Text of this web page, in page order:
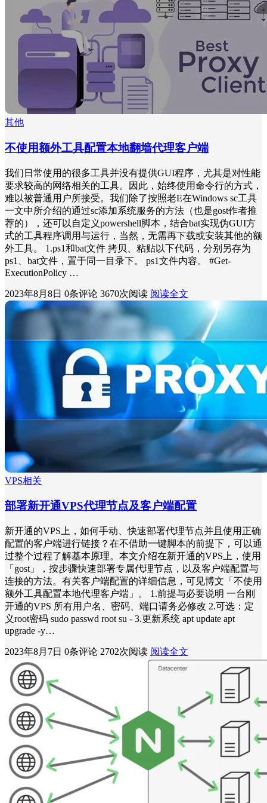
其他
不使用额外工具配置本地翻墙代理客户端
我们日常使用的很多工具并没有提供GUI程序，尤其是对性能
要求较高的网络相关的工具。因此，始终使用命令行的方式，
难以被普通用户所接受。我们除了按照老E在Windows sc工具
一文中所介绍的通过sc添加系统服务的方法（也是gost作者推
荐的），还可以自定义powershell脚本，结合bat实现伪GUI方
式的工具程序调用与运行，当然，无需再下载或安装其他的额
外工具。 1.ps1和bat文件 拷贝、粘贴以下代码，分别另存为
ps1、bat文件，置于同一目录下。 ps1文件内容。 #Get-
ExecutionPolicy …
2023年8月8日 0条评论 3670次阅读 阅读全文
VPS相关
部署新开通VPS代理节点及客户端配置
新开通的VPS上，如何手动、快速部署代理节点并且使用正确
配置的客户端进行链接？在不借助一键脚本的前提下，可以通
过整个过程了解基本原理。本文介绍在新开通的VPS上，使用
「gost」，按步骤快速部署专属代理节点，以及客户端配置与
连接的方法。有关客户端配置的详细信息，可见博文「不使用
额外工具配置本地代理客户端」。 1.前提与必要说明 一台刚
开通的VPS 所有用户名、密码、端口请务必修改 2.可选：定
义root密码 sudo passwd root su - 3.更新系统 apt update apt
upgrade -y…
2023年8月7日 0条评论 2702次阅读 阅读全文